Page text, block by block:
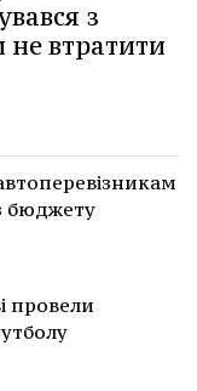
з
втратити
бюджету
провели